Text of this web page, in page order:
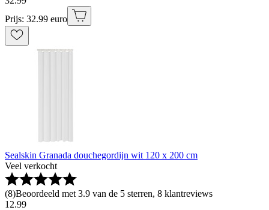
Prijs: 32.99 euro
Sealskin Granada douchegordijn wit 120 x 200 cm
Veel verkocht
(8)Beoordeeld met 3.9 van de 5 sterren, 8 klantreviews
12.99